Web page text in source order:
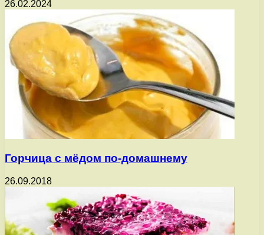
26.02.2024
Горчица с мёдом по-домашнему
26.09.2018